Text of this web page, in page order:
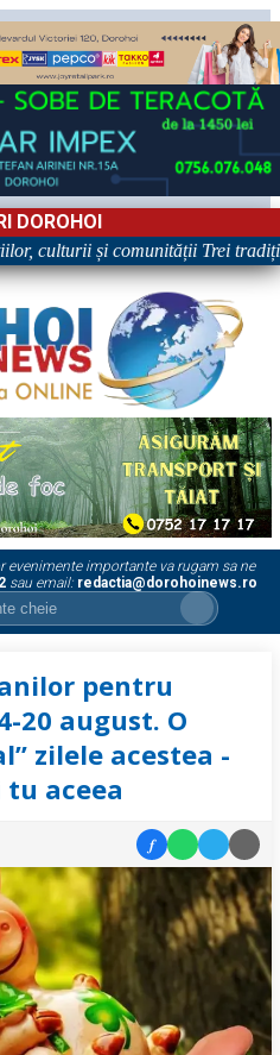
DOROHOI
culturii și comunității Trei tradiții.
evenimente importante va rugam sa ne
sau email: redactia@dorohoinews.ro
pentru
20 august. O
zilele acestea -
aceea
f